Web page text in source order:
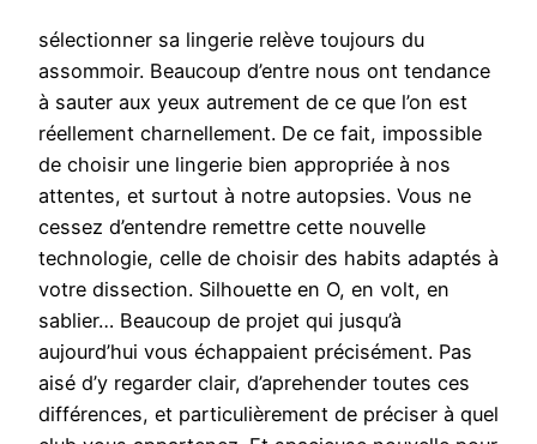
sélectionner sa lingerie relève toujours du
assommoir. Beaucoup d’entre nous ont tendance
à sauter aux yeux autrement de ce que l’on est
réellement charnellement. De ce fait, impossible
de choisir une lingerie bien appropriée à nos
attentes, et surtout à notre autopsies. Vous ne
cessez d’entendre remettre cette nouvelle
technologie, celle de choisir des habits adaptés à
votre dissection. Silhouette en O, en volt, en
sablier… Beaucoup de projet qui jusqu’à
aujourd’hui vous échappaient précisément. Pas
aisé d’y regarder clair, d’aprehender toutes ces
différences, et particulièrement de préciser à quel